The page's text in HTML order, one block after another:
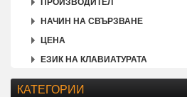
ПРОИЗВОДИТЕЛ
НАЧИН НА СВЪРЗВАНЕ
ЦЕНА
ЕЗИК НА КЛАВИАТУРАТА
КАТЕГОРИИ